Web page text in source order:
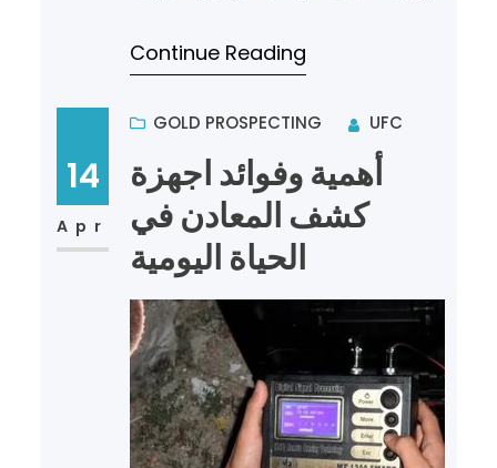
المجالات مثل الأمن و…Continue Reading
14
Apr
GOLD PROSPECTING UFC
أهمية وفوائد اجهزة
كشف المعادن في
الحياة اليومية